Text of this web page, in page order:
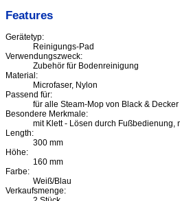
Features
Gerätetyp:
Reinigungs-Pad
Verwendungszweck:
Zubehör für Bodenreinigung
Material:
Microfaser, Nylon
Passend für:
für alle Steam-Mop von Black & Decker
Besondere Merkmale:
mit Klett - Lösen durch Fußbedienung,
Length:
300 mm
Höhe:
160 mm
Farbe:
Weiß/Blau
Verkaufsmenge: